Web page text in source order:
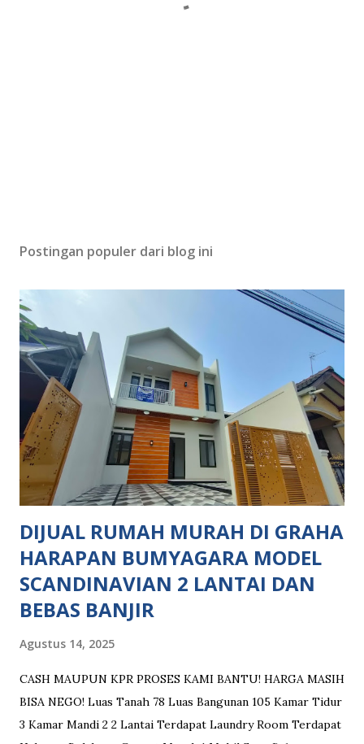
Postingan populer dari blog ini
DIJUAL RUMAH MURAH DI GRAHA
HARAPAN BUMYAGARA MODEL
SCANDINAVIAN 2 LANTAI DAN
BEBAS BANJIR
Agustus 14, 2025
CASH MAUPUN KPR PROSES KAMI BANTU! HARGA MASIH
BISA NEGO! Luas Tanah 78 Luas Bangunan 105 Kamar Tidur
3 Kamar Mandi 2 2 Lantai Terdapat Laundry Room Terdapat